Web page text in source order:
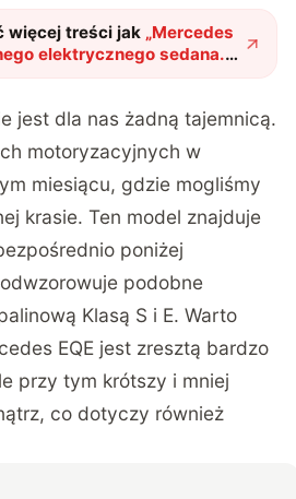
więcej treści jak „Mercedes
elektrycznego sedana.
AMG EQE"?
jest dla nas żadną tajemnicą.
motoryzacyjnych w
miesiącu, gdzie mogliśmy
krasie. Ten model znajduje
poniżej
podobne
Klasą S i E. Warto
EQE jest zresztą bardzo
przy tym krótszy i mniej
co dotyczy również